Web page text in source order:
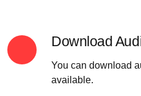
Download
You can download
available.